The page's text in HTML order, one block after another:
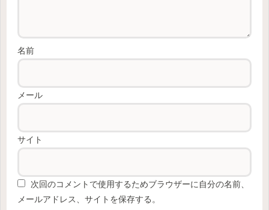
名前
メール
サイト
次回のコメントで使用するためブラウザーに自分の名前、
メールアドレス、サイトを保存する。